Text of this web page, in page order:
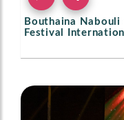
Bouthaina Nabouli
Festival